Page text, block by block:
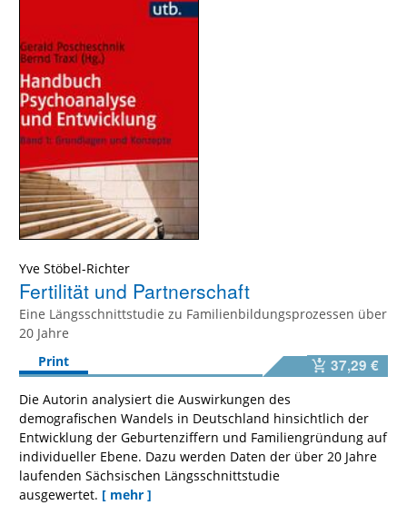
Yve Stöbel-Richter
Fertilität und Partnerschaft
Eine Längsschnittstudie zu Familienbildungsprozessen über
20 Jahre
Print
37,29 €
Die Autorin analysiert die Auswirkungen des
demografischen Wandels in Deutschland hinsichtlich der
Entwicklung der Geburtenziffern und Familiengründung auf
individueller Ebene. Dazu werden Daten der über 20 Jahre
laufenden Sächsischen Längsschnittstudie
ausgewertet. [ mehr ]